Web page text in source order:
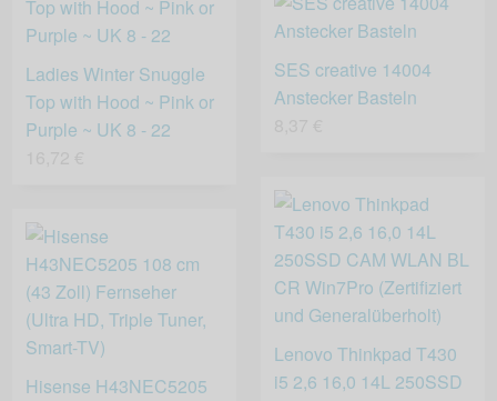
Ladies Winter Snuggle
Top with Hood ~ Pink or
Purple ~ UK 8 - 22
SES creative 14004
Anstecker Basteln
Lenovo Thinkpad T430
i5 2,6 16,0 14L 250SSD
Hisense H43NEC5205